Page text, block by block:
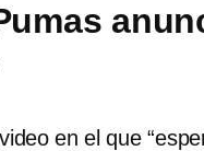
en el que